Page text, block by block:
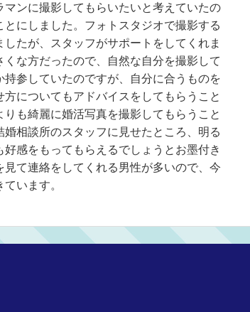
ンに撮影してもらいたいと考えていたの
にしました。フォトスタジオで撮影する
たが、スタッフがサポートをしてくれま
な方だったので、自然な自分を撮影して
参していたのですが、自分に合うものを
についてもアドバイスをしてもらうこと
も綺麗に婚活写真を撮影してもらうこと
相談所のスタッフに見せたところ、明る
感をもってもらえるでしょうとお墨付き
て連絡をしてくれる男性が多いので、今
います。